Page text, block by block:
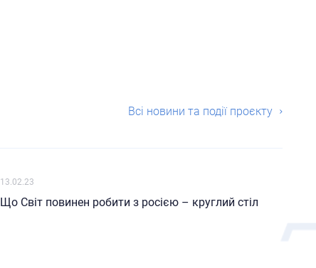
13.02.23
Що Світ повинен робити з росією – круглий стіл
Всі новини та події проєкту